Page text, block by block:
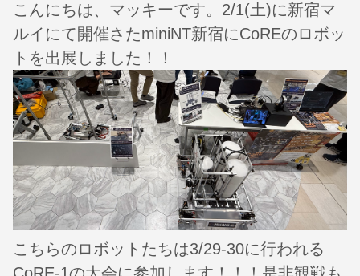
こんにちは、マッキーです。2/1(土)に新宿マ
ルイにて開催さたminiNT新宿にCoREのロボッ
トを出展しました！！
こちらのロボットたちは3/29-30に行われる